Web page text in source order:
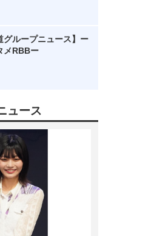
グループニュース】ー
メRBBー
ュース